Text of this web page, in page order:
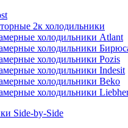
2к холодильники
холодильники Atlant
холодильники
холодильники Pozis
холодильники Indesit
холодильники Beko
холодильники
Side-by-Side